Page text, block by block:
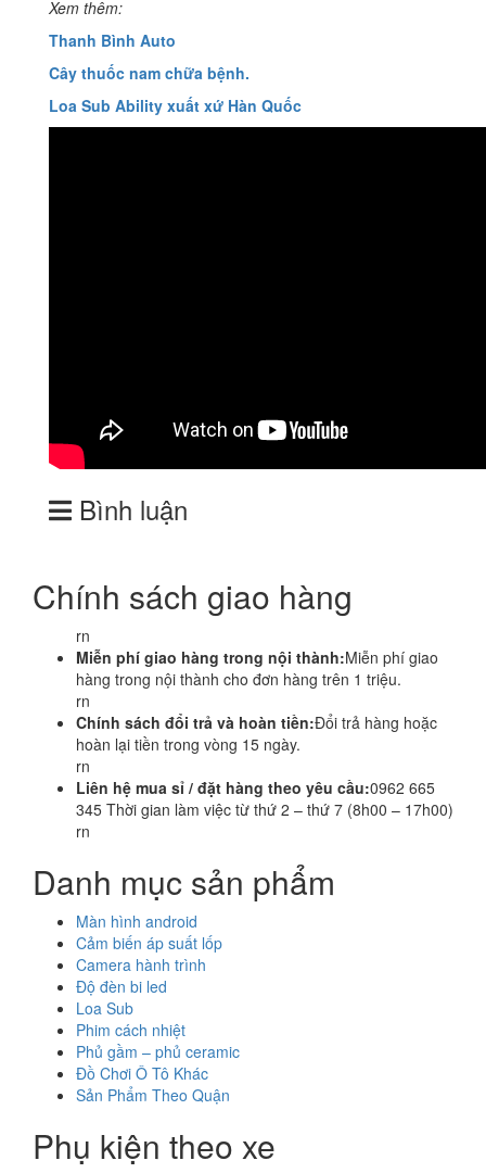
Xem thêm:
Thanh Bình Auto
Cây thuốc nam chữa bệnh.
Loa Sub Ability xuất xứ Hàn Quốc
Bình luận
Chính sách giao hàng
rn
Miễn phí giao hàng trong nội thành:Miễn phí giao
hàng trong nội thành cho đơn hàng trên 1 triệu.
rn
Chính sách đổi trả và hoàn tiền:Đổi trả hàng hoặc
hoàn lại tiền trong vòng 15 ngày.
rn
Liên hệ mua sỉ / đặt hàng theo yêu cầu:0962 665
345 Thời gian làm việc từ thứ 2 – thứ 7 (8h00 – 17h00)
rn
Danh mục sản phẩm
Màn hình android
Cảm biến áp suất lốp
Camera hành trình
Độ đèn bi led
Loa Sub
Phim cách nhiệt
Phủ gầm – phủ ceramic
Đồ Chơi Ô Tô Khác
Sản Phẩm Theo Quận
Phụ kiện theo xe